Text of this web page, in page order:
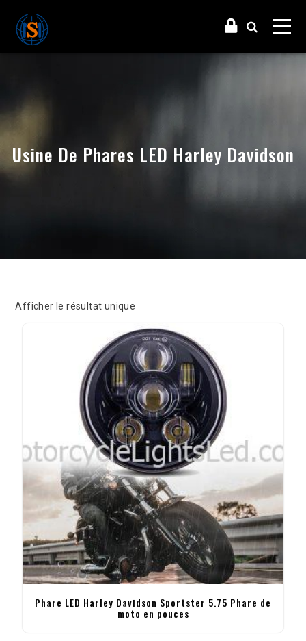
Usine De Phares LED Harley Davidson
Afficher le résultat unique
Phare LED Harley Davidson Sportster 5.75 Phare de
moto en pouces